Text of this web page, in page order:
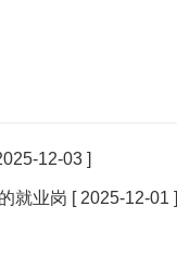
12-03 ]
就业岗 [ 2025-12-01 ]